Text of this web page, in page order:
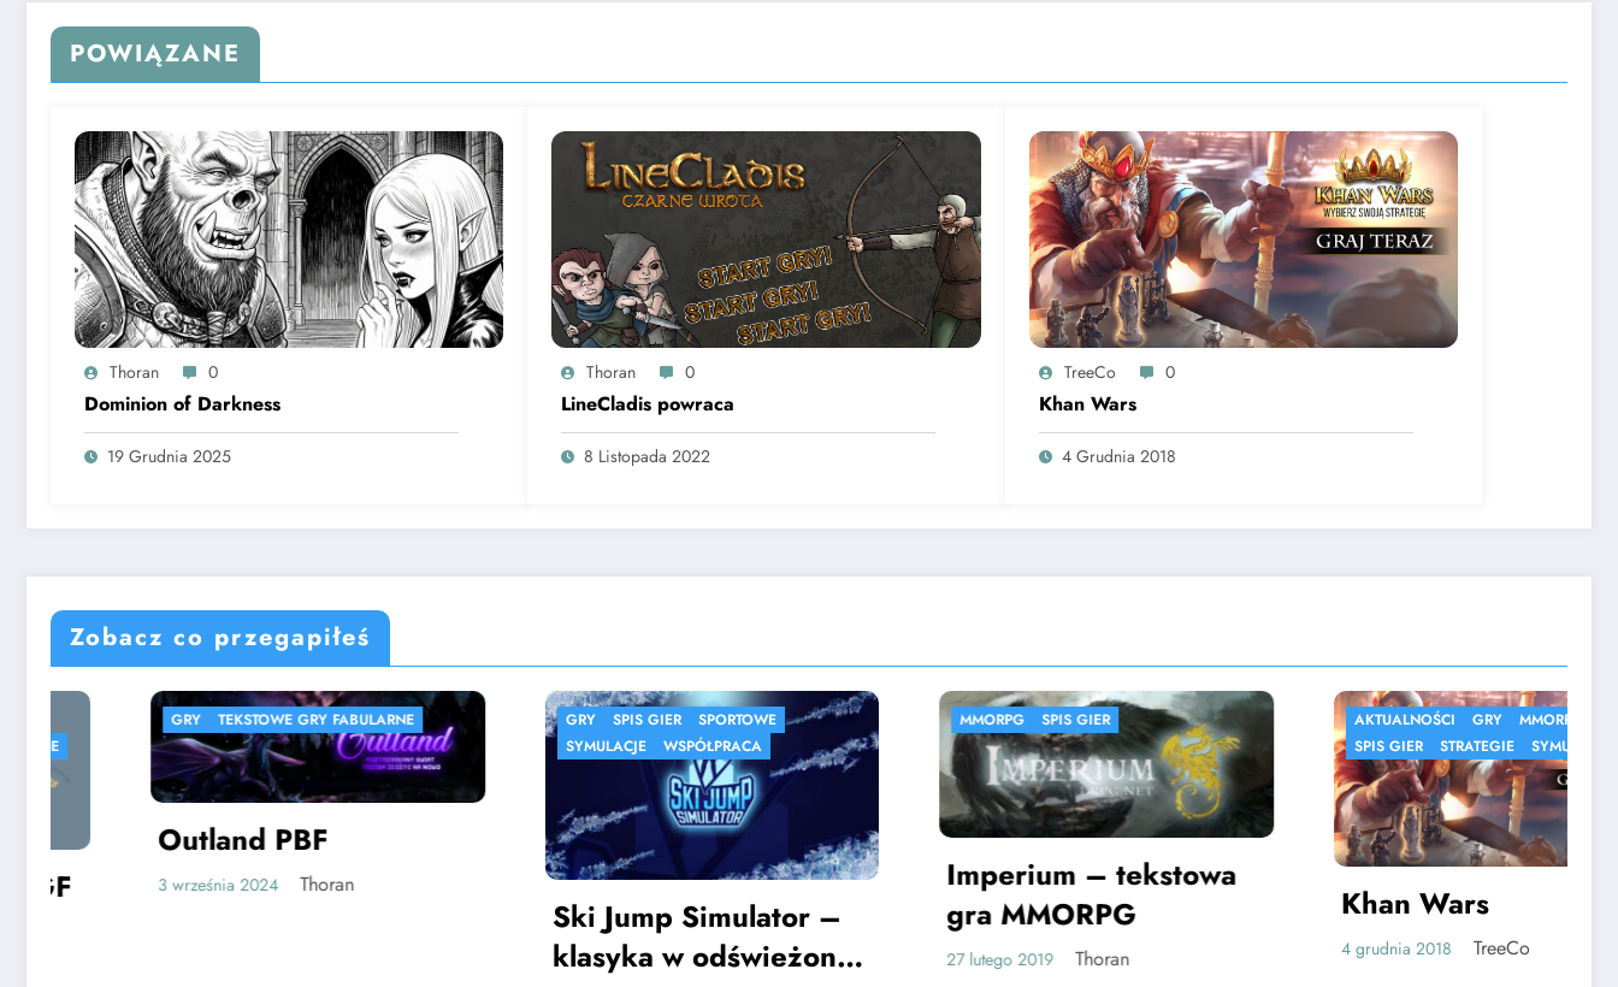
POWIĄZANE
Thoran 0
Dominion of Darkness
19 Grudnia 2025
Thoran 0
LineCladis powraca
8 Listopada 2022
TreeCo 0
Khan Wars
4 Grudnia 2018
Zobacz co przegapiłeś
TEKSTOWE GRY FABULARNE
Outland PBF
3 września 2024 Thoran
SPIS GIER
SPORTOWE
SYMULACJE
WSPÓŁPRACA
Ski Jump Simulator –
klasyka w odświeżonej
SPIS GIER
Imperium – tekstowa
gra MMORPG
27 lutego 2019 Thoran
AKTUALNOŚCI GRY
MMORPG
STRATEGIE SYMULACJE
Khan Wars
4 grudnia 2018 TreeCo